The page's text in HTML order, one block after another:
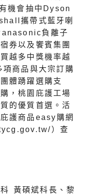
機會抽中Dyson
攜帶式藍牙喇
負離子
券以及饗賓集團
越多中獎機率越
商品與大宗訂購
體踴躍選購支
，桃園庇護工場
的優質首選。活
護商品easy購網
）查
黃碩斌科長、黎